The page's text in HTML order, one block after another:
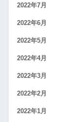
2022年7月
2022年6月
2022年5月
2022年4月
2022年3月
2022年2月
2022年1月